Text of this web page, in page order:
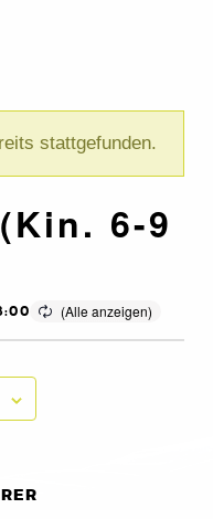
stattgefunden.
6-9